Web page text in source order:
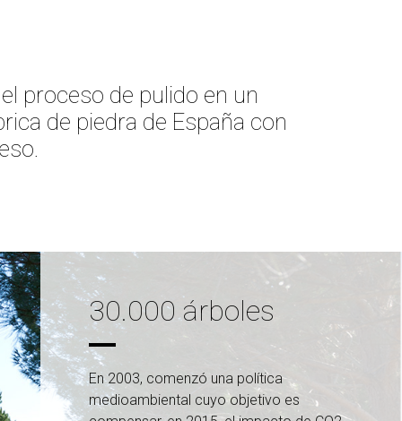
proceso de pulido en un
de piedra de España con
30.000 árboles
En 2003, comenzó una política
medioambiental cuyo objetivo es